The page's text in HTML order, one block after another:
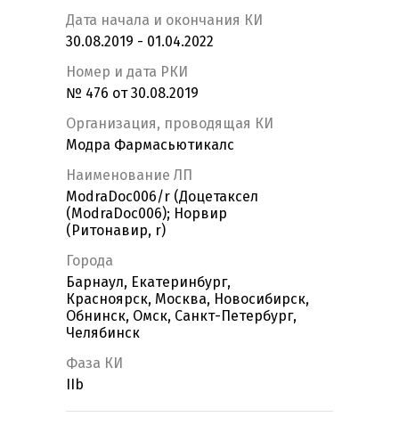
Дата начала и окончания КИ
30.08.2019 - 01.04.2022
Номер и дата РКИ
№ 476 от 30.08.2019
Организация, проводящая КИ
Модра Фармасьютикалс
Наименование ЛП
ModraDoc006/r (Доцетаксел
(ModraDoc006); Норвир
(Ритонавир, r)
Города
Барнаул, Екатеринбург,
Красноярск, Москва, Новосибирск,
Обнинск, Омск, Санкт-Петербург,
Челябинск
Фаза КИ
IIb